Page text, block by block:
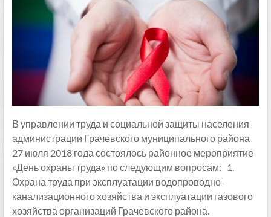
В управлении труда и социальной защиты населения
администрации Грачевского муниципального района
27 июля 2018 года состоялось районное мероприятие
«День охраны труда» по следующим вопросам: 1.
Охрана труда при эксплуатации водопроводно-
канализационного хозяйства и эксплуатации газового
хозяйства организаций Грачевского района.